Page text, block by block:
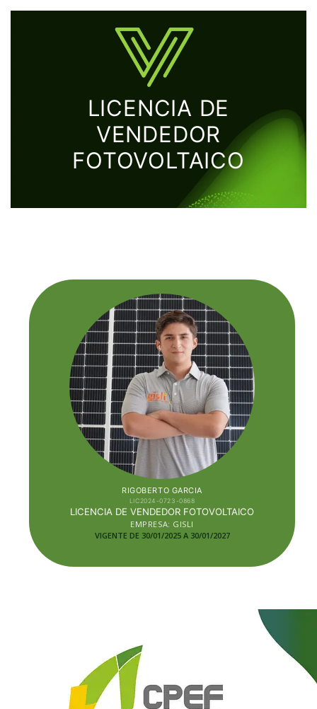
LICENCIA DE
VENDEDOR
FOTOVOLTAICO
RIGOBERTO GARCIA
LIC2024-0723-0868
LICENCIA DE VENDEDOR FOTOVOLTAICO
EMPRESA: GISLI
VIGENTE DE 30/01/2025 A 30/01/2027